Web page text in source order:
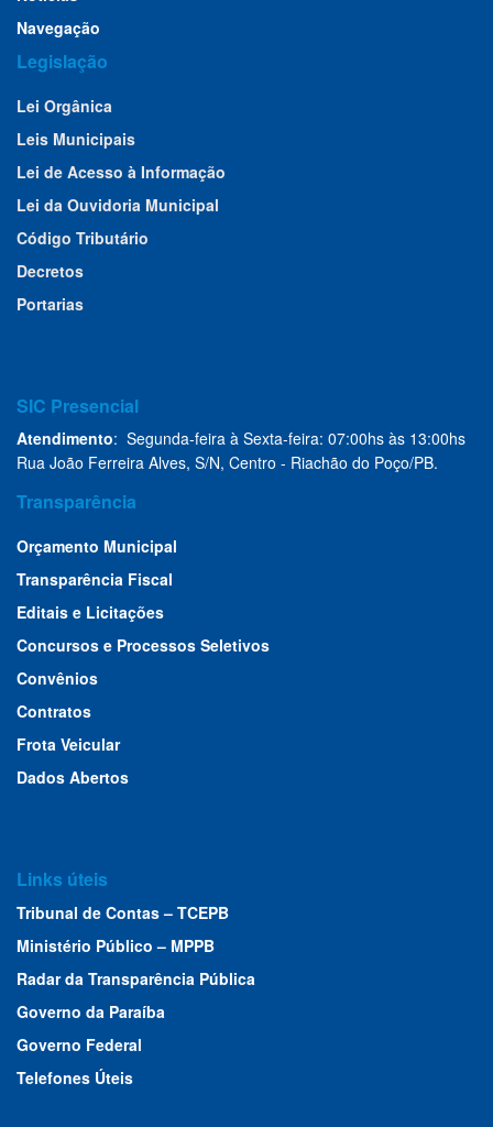
Navegação
Legislação
Lei Orgânica
Leis Municipais
Lei de Acesso à Informação
Lei da Ouvidoria Municipal
Código Tributário
Decretos
Portarias
SIC Presencial
Atendimento: Segunda-feira à Sexta-feira: 07:00hs às 13:00hs
Rua João Ferreira Alves, S/N, Centro - Riachão do Poço/PB.
Transparência
Orçamento Municipal
Transparência Fiscal
Editais e Licitações
Concursos e Processos Seletivos
Convênios
Contratos
Frota Veicular
Dados Abertos
Links úteis
Tribunal de Contas – TCEPB
Ministério Público – MPPB
Radar da Transparência Pública
Governo da Paraíba
Governo Federal
Telefones Úteis